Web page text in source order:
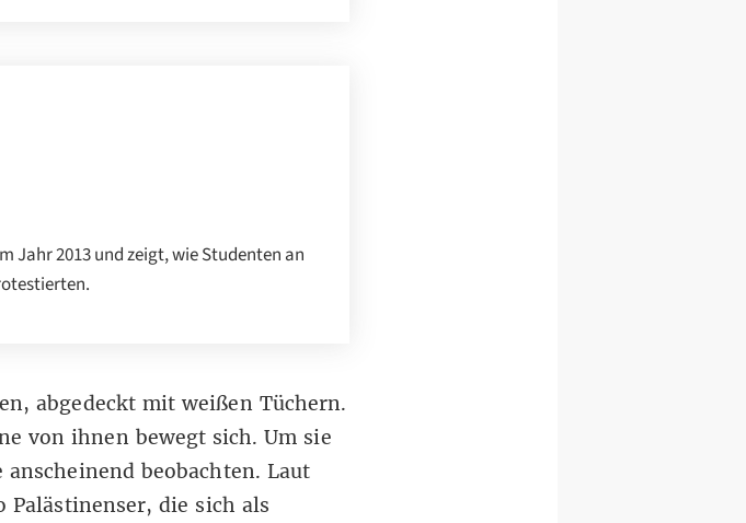
Jahr 2013 und zeigt, wie Studenten an
abgedeckt mit weißen Tüchern.
von ihnen bewegt sich. Um sie
beobachten. Laut
Palästinenser, die sich als